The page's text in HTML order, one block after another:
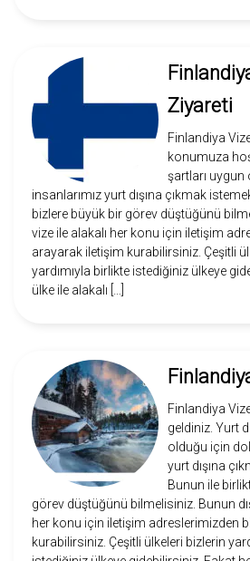
Ziyareti
Finlandiya
konumuza
şartları uygun
insanlarımız yurt dışına çıkmak
bizlere büyük bir görev düştüğünü
vize ile alakalı her konu için iletişim
arayarak iletişim kurabilirsiniz. Çeşitli
yardımıyla birlikte istediğiniz ülkeye
ülke ile alakalı […]
Finlandiya
geldiniz. Yurt
olduğu için
yurt dışına
Bunun ile
görev düştüğünü bilmelisiniz. Bunun
her konu için iletişim adreslerimizden
kurabilirsiniz. Çeşitli ülkeleri bizlerin